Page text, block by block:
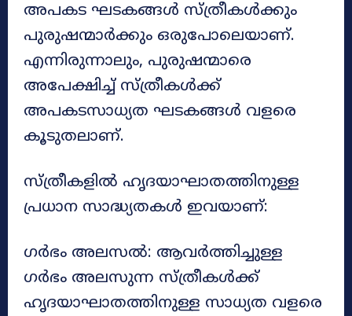
അപകട ഘടകങ്ങൾ സ്ത്രീകൾക്കും
പുരുഷന്മാർക്കും ഒരുപോലെയാണ്.
എന്നിരുന്നാലും, പുരുഷന്മാരെ
അപേക്ഷിച്ച് സ്ത്രീകൾക്ക്
അപകടസാധ്യത ഘടകങ്ങൾ വളരെ
കൂടുതലാണ്.
സ്ത്രീകളിൽ ഹൃദയാഘാതത്തിനുള്ള
പ്രധാന സാദ്ധ്യതകൾ ഇവയാണ്:
ഗർഭം അലസൽ: ആവർത്തിച്ചുള്ള
ഗർഭം അലസുന്ന സ്ത്രീകൾക്ക്
ഹൃദയാഘാതത്തിനുള്ള സാധ്യത വളരെ